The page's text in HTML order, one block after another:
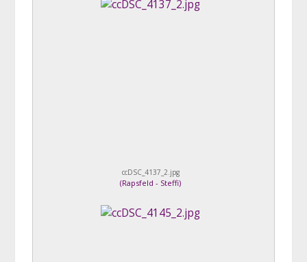
ccDSC_4137_2.jpg
(Rapsfeld - Steffi)